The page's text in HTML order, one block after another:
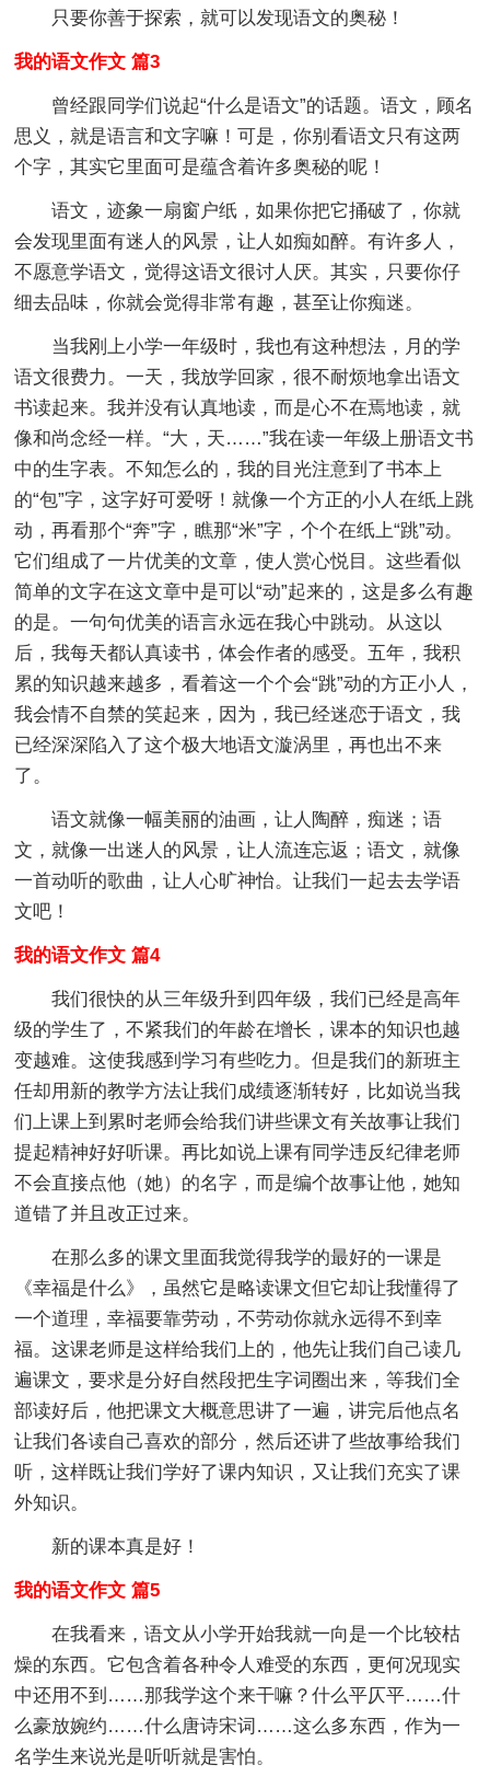
只要你善于探索，就可以发现语文的奥秘！
我的语文作文 篇3
曾经跟同学们说起“什么是语文”的话题。语文，顾名
思义，就是语言和文字嘛！可是，你别看语文只有这两
个字，其实它里面可是蕴含着许多奥秘的呢！
语文，迹象一扇窗户纸，如果你把它捅破了，你就
会发现里面有迷人的风景，让人如痴如醉。有许多人，
不愿意学语文，觉得这语文很讨人厌。其实，只要你仔
细去品味，你就会觉得非常有趣，甚至让你痴迷。
当我刚上小学一年级时，我也有这种想法，月的学
语文很费力。一天，我放学回家，很不耐烦地拿出语文
书读起来。我并没有认真地读，而是心不在焉地读，就
像和尚念经一样。“大，天……”我在读一年级上册语文书
中的生字表。不知怎么的，我的目光注意到了书本上
的“包”字，这字好可爱呀！就像一个方正的小人在纸上跳
动，再看那个“奔”字，瞧那“米”字，个个在纸上“跳”动。
它们组成了一片优美的文章，使人赏心悦目。这些看似
简单的文字在这文章中是可以“动”起来的，这是多么有趣
的是。一句句优美的语言永远在我心中跳动。从这以
后，我每天都认真读书，体会作者的感受。五年，我积
累的知识越来越多，看着这一个个会“跳”动的方正小人，
我会情不自禁的笑起来，因为，我已经迷恋于语文，我
已经深深陷入了这个极大地语文漩涡里，再也出不来
了。
语文就像一幅美丽的油画，让人陶醉，痴迷；语
文，就像一出迷人的风景，让人流连忘返；语文，就像
一首动听的歌曲，让人心旷神怡。让我们一起去去学语
文吧！
我的语文作文 篇4
我们很快的从三年级升到四年级，我们已经是高年
级的学生了，不紧我们的年龄在增长，课本的知识也越
变越难。这使我感到学习有些吃力。但是我们的新班主
任却用新的教学方法让我们成绩逐渐转好，比如说当我
们上课上到累时老师会给我们讲些课文有关故事让我们
提起精神好好听课。再比如说上课有同学违反纪律老师
不会直接点他（她）的名字，而是编个故事让他，她知
道错了并且改正过来。
在那么多的课文里面我觉得我学的最好的一课是
《幸福是什么》，虽然它是略读课文但它却让我懂得了
一个道理，幸福要靠劳动，不劳动你就永远得不到幸
福。这课老师是这样给我们上的，他先让我们自己读几
遍课文，要求是分好自然段把生字词圈出来，等我们全
部读好后，他把课文大概意思讲了一遍，讲完后他点名
让我们各读自己喜欢的部分，然后还讲了些故事给我们
听，这样既让我们学好了课内知识，又让我们充实了课
外知识。
新的课本真是好！
我的语文作文 篇5
在我看来，语文从小学开始我就一向是一个比较枯
燥的东西。它包含着各种令人难受的东西，更何况现实
中还用不到……那我学这个来干嘛？什么平仄平……什
么豪放婉约……什么唐诗宋词……这么多东西，作为一
名学生来说光是听听就是害怕。